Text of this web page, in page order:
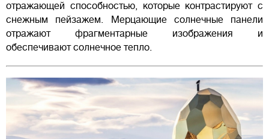
отражающей способностью, которые контрастируют с
снежным пейзажем. Мерцающие солнечные панели
отражают фрагментарные изображения и
обеспечивают солнечное тепло.